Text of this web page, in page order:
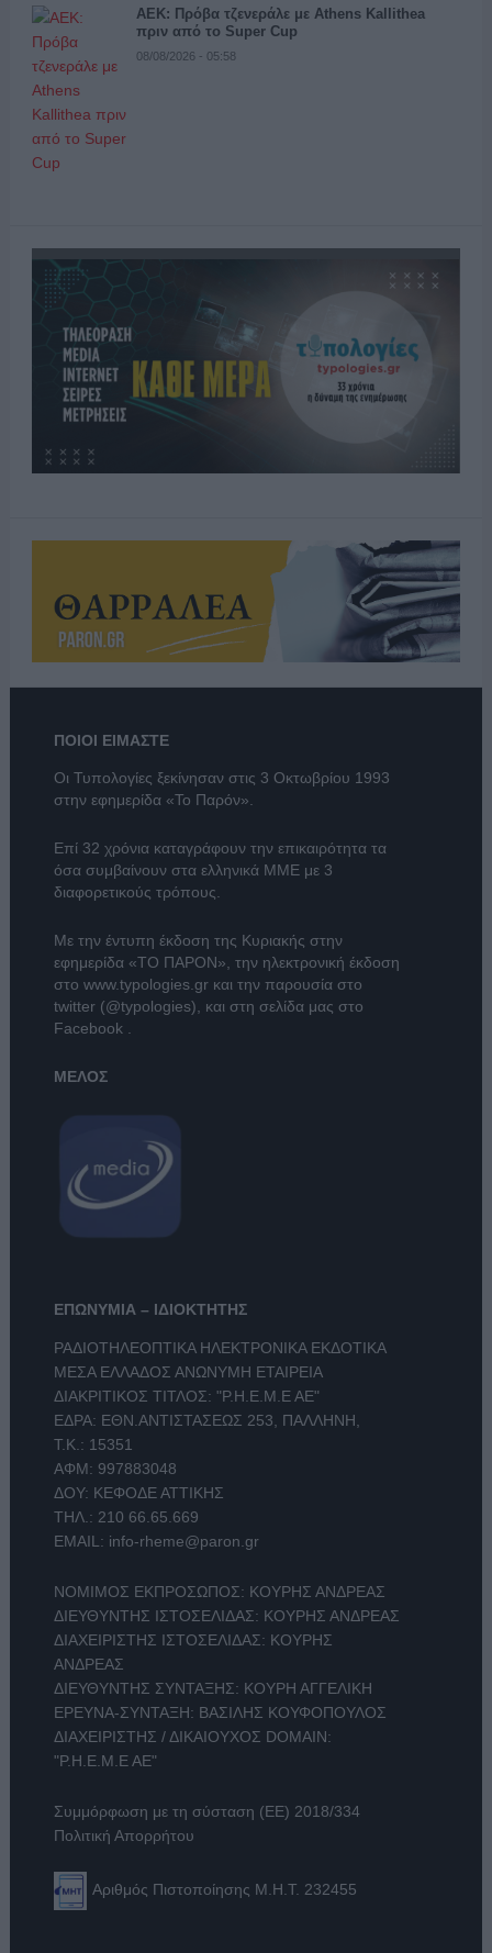
ΑΕΚ: Πρόβα τζενεράλε με Athens Kallithea
πριν από το Super Cup
08/08/2026 - 05:58
ΠΟΙΟΙ ΕΙΜΑΣΤΕ
Οι Τυπολογίες ξεκίνησαν στις 3 Οκτωβρίου 1993
στην εφημερίδα «Το Παρόν».
Επί 32 χρόνια καταγράφουν την επικαιρότητα τα
όσα συμβαίνουν στα ελληνικά ΜΜΕ με 3
διαφορετικούς τρόπους.
Με την έντυπη έκδοση της Κυριακής στην
εφημερίδα «ΤΟ ΠΑΡΟΝ», την ηλεκτρονική έκδοση
στο www.typologies.grκαι την παρουσία στο
twitter (@typologies), και στη σελίδα μας στο
Facebook .
ΜΕΛΟΣ
ΕΠΩΝΥΜΙΑ – ΙΔΙΟΚΤΗΤΗΣ
ΡΑΔΙΟΤΗΛΕΟΠΤΙΚΑ ΗΛΕΚΤΡΟΝΙΚΑ ΕΚΔΟΤΙΚΑ
ΜΕΣΑ ΕΛΛΑΔΟΣ ΑΝΩΝΥΜΗ ΕΤΑΙΡΕΙΑ
ΔΙΑΚΡΙΤΙΚΟΣ ΤΙΤΛΟΣ: "Ρ.Η.Ε.Μ.Ε ΑΕ"
ΕΔΡΑ: ΕΘΝ.ΑΝΤΙΣΤΑΣΕΩΣ 253, ΠΑΛΛΗΝΗ,
Τ.Κ.: 15351
ΑΦΜ: 997883048
ΔΟΥ: ΚΕΦΟΔΕ ΑΤΤΙΚΗΣ
ΤΗΛ.: 210 66.65.669
EMAIL: info-rheme@paron.gr
ΝΟΜΙΜΟΣ ΕΚΠΡΟΣΩΠΟΣ: ΚΟΥΡΗΣ ΑΝΔΡΕΑΣ
ΔΙΕΥΘΥΝΤΗΣ ΙΣΤΟΣΕΛΙΔΑΣ: ΚΟΥΡΗΣ ΑΝΔΡΕΑΣ
ΔΙΑΧΕΙΡΙΣΤΗΣ ΙΣΤΟΣΕΛΙΔΑΣ: ΚΟΥΡΗΣ
ΑΝΔΡΕΑΣ
ΔΙΕΥΘΥΝΤΗΣ ΣΥΝΤΑΞΗΣ: ΚΟΥΡΗ ΑΓΓΕΛΙΚΗ
ΕΡΕΥΝΑ-ΣΥΝΤΑΞΗ: ΒΑΣΙΛΗΣ ΚΟΥΦΟΠΟΥΛΟΣ
ΔΙΑΧΕΙΡΙΣΤΗΣ / ΔΙΚΑΙΟΥΧΟΣ DOMAIN:
"Ρ.Η.Ε.Μ.Ε ΑΕ"
Συμμόρφωση με τη σύσταση (ΕΕ) 2018/334
Πολιτική Απορρήτου
Αριθμός Πιστοποίησης Μ.Η.Τ. 232455